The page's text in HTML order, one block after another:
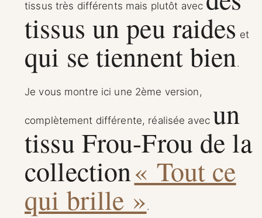
tissus très différents mais plutôt avec
tissus un peu raides et
qui se tiennent bien.
Je vous montre ici une 2ème version,
complètement différente, réalisée avec un
tissu Frou-Frou de la
collection« Tout ce
qui brille » .